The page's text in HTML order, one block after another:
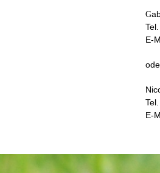
G
E-M
E-